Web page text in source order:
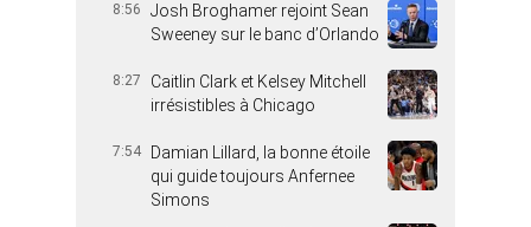
8:56
Josh Broghamer rejoint Sean
Sweeney sur le banc d’Orlando
8:27
Caitlin Clark et Kelsey Mitchell
irrésistibles à Chicago
7:54
Damian Lillard, la bonne étoile
qui guide toujours Anfernee
Simons